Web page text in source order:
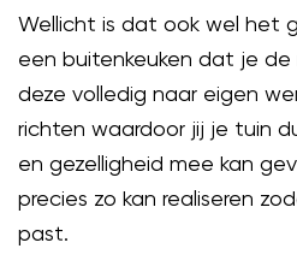
Wellicht is dat ook wel het
een buitenkeuken dat je
deze volledig naar eigen
richten waardoor jij je tuin
en gezelligheid mee kan
precies zo kan realiseren
past.